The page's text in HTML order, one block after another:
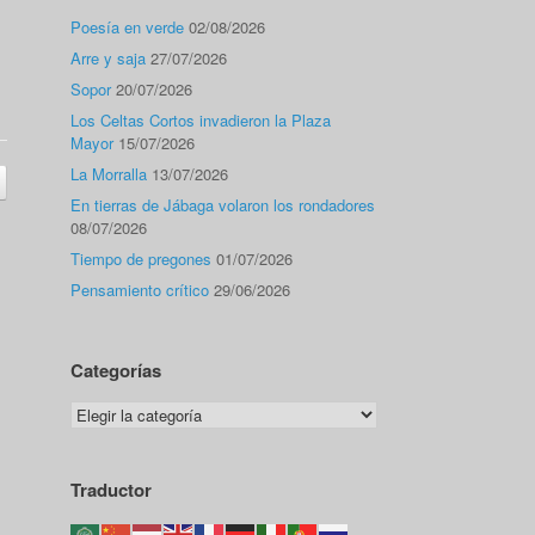
Poesía en verde 02/08/2026
Arre y saja 27/07/2026
Sopor 20/07/2026
Los Celtas Cortos invadieron la Plaza
Mayor 15/07/2026
La Morralla 13/07/2026
En tierras de Jábaga volaron los rondadores
08/07/2026
Tiempo de pregones 01/07/2026
Pensamiento crítico 29/06/2026
Categorías
Categorías
Traductor